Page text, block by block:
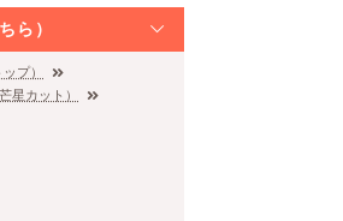
ら）
プ）
星カット）